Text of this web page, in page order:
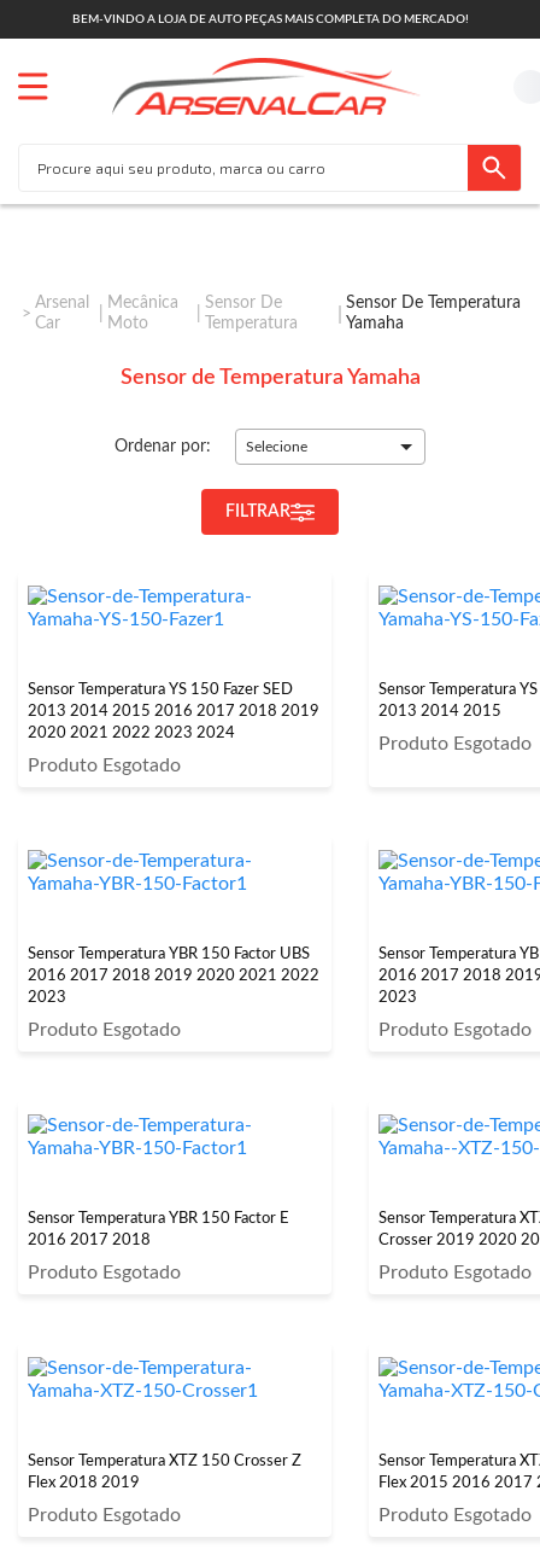
BEM-VINDO A LOJA DE AUTO PEÇAS MAIS COMPLETA DO MERCADO!
Arsenal
Car
Mecânica
Moto
Sensor De
Temperatura
Sensor De Temperatura
Yamaha
Sensor de Temperatura Yamaha
Ordenar por: Selecione
FILTRAR
Sensor Temperatura YS 150 Fazer SED
2013 2014 2015 2016 2017 2018 2019
2020 2021 2022 2023 2024
Produto Esgotado
Sensor Temperatura
2013 2014 2015
Produto Esgotado
Sensor Temperatura YBR 150 Factor UBS
2016 2017 2018 2019 2020 2021 2022
2023
Produto Esgotado
Sensor Temperatura
2016 2017 2018
2023
Produto Esgotado
Sensor Temperatura YBR 150 Factor E
2016 2017 2018
Produto Esgotado
Sensor Temperatura
Crosser 2019 2020
Produto Esgotado
Sensor Temperatura XTZ 150 Crosser Z
Flex 2018 2019
Produto Esgotado
Sensor Temperatura
Flex 2015 2016 2017
Produto Esgotado